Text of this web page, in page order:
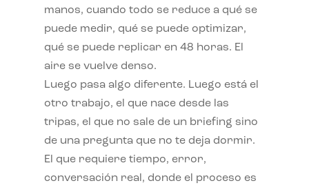
manos, cuando todo se reduce a qué se
puede medir, qué se puede optimizar,
qué se puede replicar en 48 horas. El
aire se vuelve denso.
Luego pasa algo diferente. Luego está el
otro trabajo, el que nace desde las
tripas, el que no sale de un briefing sino
de una pregunta que no te deja dormir.
El que requiere tiempo, error,
conversación real, donde el proceso es